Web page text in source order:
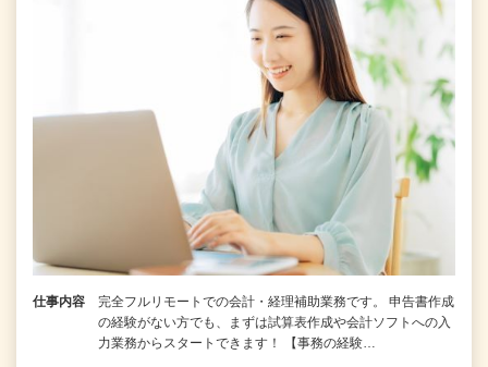
仕事内容
完全フルリモートでの会計・経理補助業務です。 申告書作成
の経験がない⽅でも、まずは試算表作成や会計ソフトへの⼊
⼒業務からスタートできます！ 【事務の経験…